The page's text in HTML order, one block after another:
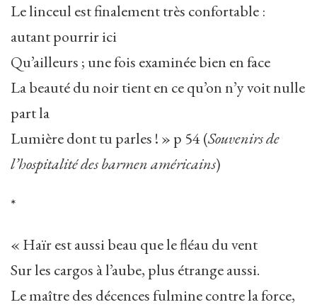
Le linceul est finalement très confortable :
autant pourrir ici
Qu’ailleurs ; une fois examinée bien en face
La beauté du noir tient en ce qu’on n’y voit nulle
part la
Lumière dont tu parles ! » p 54 (Souvenirs de
l’hospitalité des barmen américains)
*
« Haïr est aussi beau que le fléau du vent
Sur les cargos à l’aube, plus étrange aussi.
Le maître des décences fulmine contre la force,